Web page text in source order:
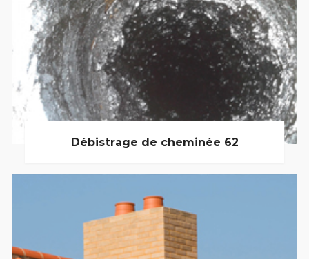
Débistrage de cheminée 62